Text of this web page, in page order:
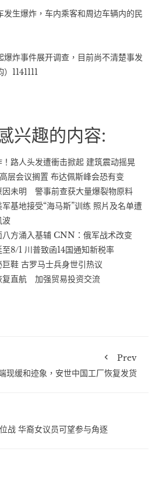
发生爆炸，车内乘客和周边车辆内的民
爆炸事件展开调查，目前尚不清楚事发
1141111
兴趣的内容:
路人头发遭衝击掀起 建筑震动摇晃
层会议搁置 布达佩斯峰会恐有变
因未明 警事前查获大量爆裂物原料
基地接受“海马斯”训练 照片及名单遭
波
八方涌入基辅 CNN：俄军战术改变
8/1 川普致函14国通知新税率
鞋 古罗马士兵身世引热议
复直航 加强贸易投资交流
Prev
现缓和迹象，安世中国工厂恢复发货
战 华裔女议员可望参与角逐